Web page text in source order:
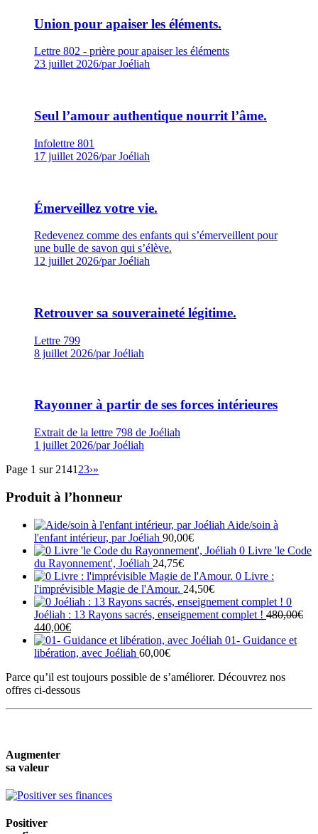
Union pour apaiser les éléments.
Lettre 802 - prière pour apaiser les éléments
23 juillet 2026/par Joéliah
Seul l’amour authentique nourrit l’âme.
Infolettre 801
17 juillet 2026/par Joéliah
Émerveillez votre vie.
Redevenez comme des enfants qui s’émerveillent pour
une bulle de savon qui s’élève.
12 juillet 2026/par Joéliah
Retrouver sa souveraineté légitime.
Lettre 799
8 juillet 2026/par Joéliah
Rayonner à partir de ses forces intérieures
Extrait de la lettre 798 de Joéliah
1 juillet 2026/par Joéliah
Page 1 sur 2141 23›»
Produit à l’honneur
Aide/soin à
l'enfant intérieur, par Joéliah 90,00€
0 Livre 'le Code
du Rayonnement', Joéliah 24,75€
0 Livre :
l'imprévisible Magie de l'Amour. 24,50€
0
Joéliah : 13 Rayons sacrés, enseignement complet ! 480,00€
Le
prix
initial
480,00€.
440,00€Le
prix
actuel
440,00€.
01- Guidance et
libération, avec Joéliah 60,00€
Parce qu’il est toujours possible de s’améliorer. Découvrez nos
offres ci-dessous
Augmenter
sa valeur
Positiver